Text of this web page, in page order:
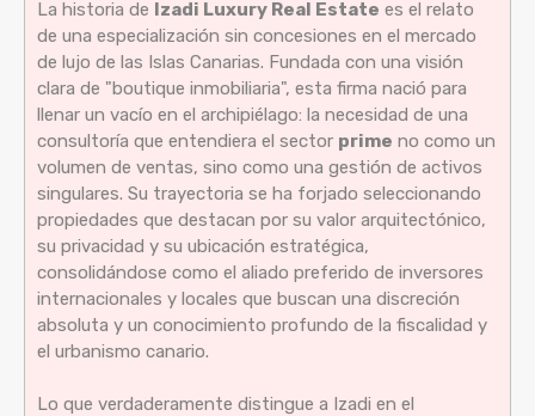
La historia de Izadi Luxury Real Estate es el relato
de una especialización sin concesiones en el mercado
de lujo de las Islas Canarias. Fundada con una visión
clara de "boutique inmobiliaria", esta firma nació para
llenar un vacío en el archipiélago: la necesidad de una
consultoría que entendiera el sector prime no como un
volumen de ventas, sino como una gestión de activos
singulares. Su trayectoria se ha forjado seleccionando
propiedades que destacan por su valor arquitectónico,
su privacidad y su ubicación estratégica,
consolidándose como el aliado preferido de inversores
internacionales y locales que buscan una discreción
absoluta y un conocimiento profundo de la fiscalidad y
el urbanismo canario.
Lo que verdaderamente distingue a Izadi en el